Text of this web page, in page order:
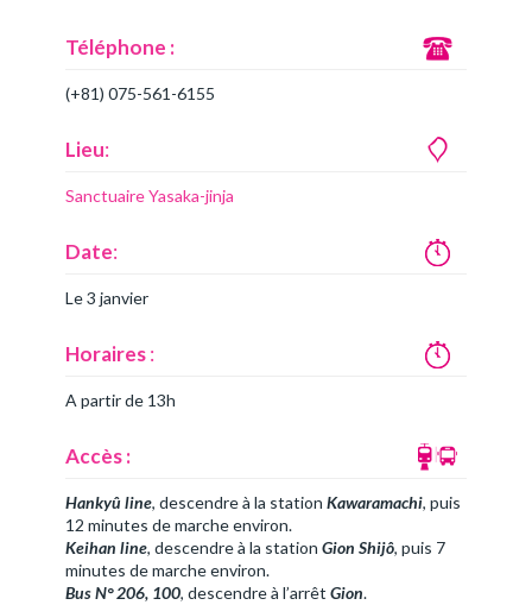
Téléphone :
(+81) 075-561-6155
Lieu:
Sanctuaire Yasaka-jinja
Date:
Le 3 janvier
Horaires:
A partir de 13h
Accès :
Hankyû line, descendre à la station Kawaramachi, puis
12 minutes de marche environ.
Keihan line, descendre à la station Gion Shijô, puis 7
minutes de marche environ.
Bus N° 206, 100, descendre à l’arrêt Gion.